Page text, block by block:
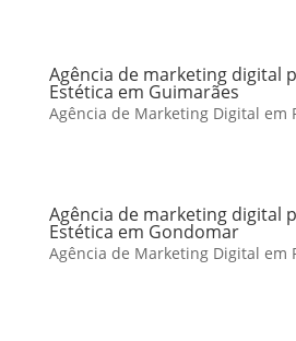
Agência de marketing digital
Estética em Guimarães
Agência de Marketing Digital em
Agência de marketing digital
Estética em Gondomar
Agência de Marketing Digital em